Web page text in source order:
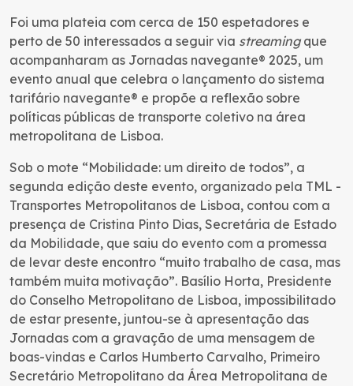
Foi uma plateia com cerca de 150 espetadores e
perto de 50 interessados a seguir via streaming que
acompanharam as Jornadas navegante® 2025, um
evento anual que celebra o lançamento do sistema
tarifário navegante® e propõe a reflexão sobre
políticas públicas de transporte coletivo na área
metropolitana de Lisboa.
Sob o mote “Mobilidade: um direito de todos”, a
segunda edição deste evento, organizado pela TML -
Transportes Metropolitanos de Lisboa, contou com a
presença de Cristina Pinto Dias, Secretária de Estado
da Mobilidade, que saiu do evento com a promessa
de levar deste encontro “muito trabalho de casa, mas
também muita motivação”. Basílio Horta, Presidente
do Conselho Metropolitano de Lisboa, impossibilitado
de estar presente, juntou-se à apresentação das
Jornadas com a gravação de uma mensagem de
boas-vindas e Carlos Humberto Carvalho, Primeiro
Secretário Metropolitano da Área Metropolitana de